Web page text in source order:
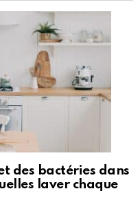
des bactéries dans
laver chaque